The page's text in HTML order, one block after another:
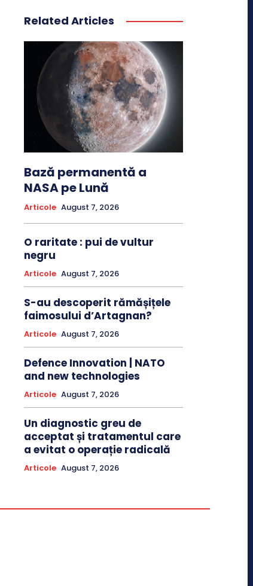
Related Articles
Bază permanentă a
NASA pe Lună
Articole August 7, 2026
O raritate : pui de vultur
negru
Articole August 7, 2026
S-au descoperit rămășițele
faimosului d’Artagnan?
Articole August 7, 2026
Defence Innovation | NATO
and new technologies
Articole August 7, 2026
Un diagnostic greu de
acceptat și tratamentul care
a evitat o operație radicală
Articole August 7, 2026